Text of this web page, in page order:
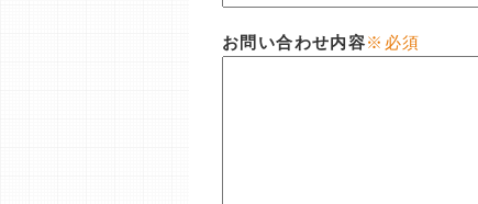
お問い合わせ内容※必須